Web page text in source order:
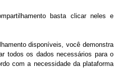
basta clicar neles e
disponíveis, você demonstra
todos os dados necessários para o
com a necessidade da plataforma